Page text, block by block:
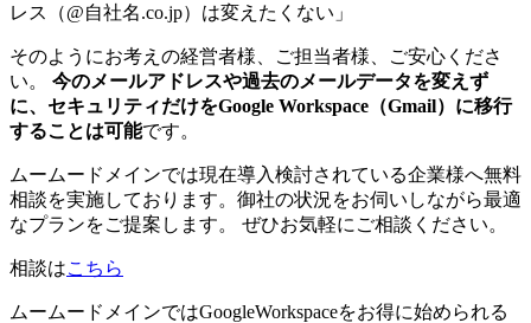
レス（@自社名.co.jp）は変えたくない」
そのようにお考えの経営者様、ご担当者様、ご安心くださ
い。 今のメールアドレスや過去のメールデータを変えず
に、セキュリティだけをGoogle Workspace（Gmail）に移行
することは可能です。
ムームードメインでは現在導入検討されている企業様へ無料
相談を実施しております。御社の状況をお伺いしながら最適
なプランをご提案します。 ぜひお気軽にご相談ください。
相談はこちら
ムームードメインではGoogleWorkspaceをお得に始められる